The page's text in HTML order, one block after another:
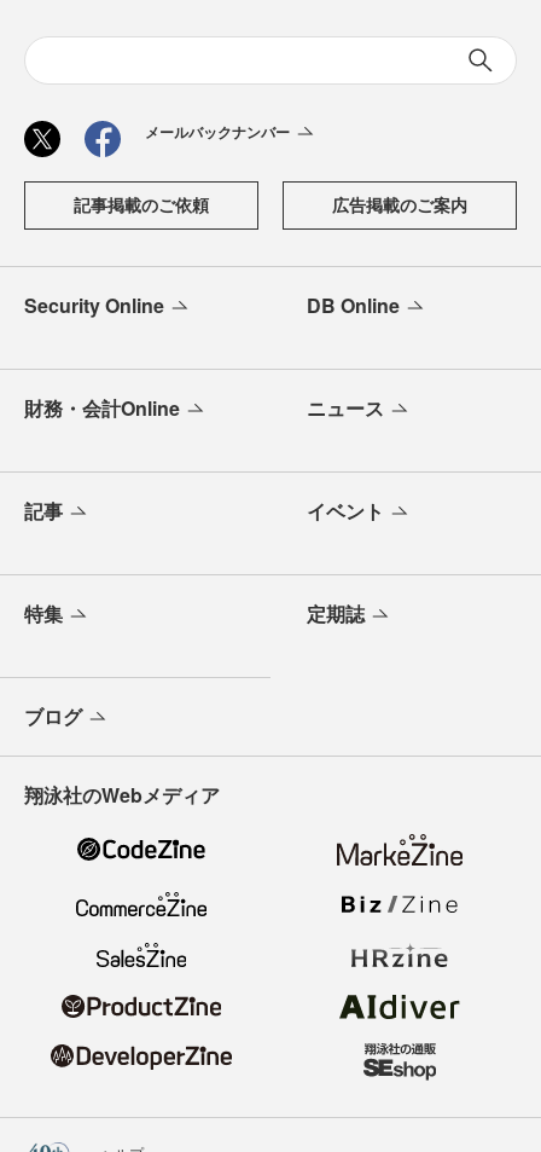
メールバックナンバー
記事掲載のご依頼 広告掲載のご案内
Security Online DB Online
財務・会計Online ニュース
記事 イベント
特集 定期誌
ブログ
翔泳社のWebメディア